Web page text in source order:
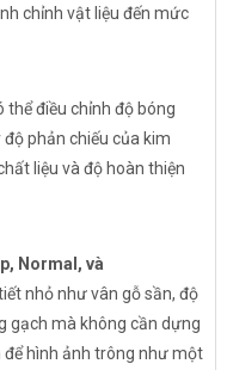
chỉnh vật liệu đến mức
thể điều chỉnh độ bóng
phản chiếu của kim
liệu và độ hoàn thiện
Normal, và
nhỏ như vân gỗ sần, độ
gạch mà không cần dựng
hình ảnh trông như một